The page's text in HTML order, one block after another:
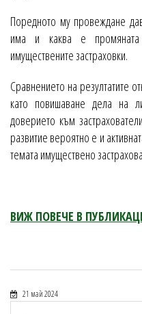
Поредното му провеждане
има и каква е
имуществените застраховки.
Сравнението на резултатите
като повишаване дела на
доверието към
развитие вероятно е и
темата имуществено
ВИЖ ПОВЕЧЕ В
21 май 2024